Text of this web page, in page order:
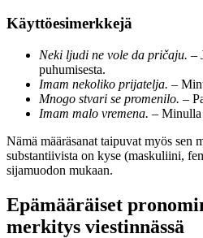
Käyttöesimerkkejä
Neki ljudi ne vole da pričaju. –
puhumisesta.
Imam nekoliko prijatelja. –
Mnogo stvari se promenilo. –
Imam malo vremena. – Minulla
Nämä määräsanat taipuvat myös sen
substantiivista on kyse (maskuliini,
sijamuodon mukaan.
Epämääräiset
merkitys viestinnässä